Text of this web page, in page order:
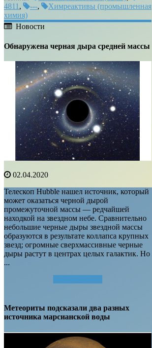
4811 , ---,
Химреактивы (промышленная
химия)
Новости
Обнаружена черная дыра средней массы
02.04.2020
Телескоп Hubble нашел источник, который
может оказаться черной дырой
промежуточной массы — редчайшей
находкой на звездном небе. Сравнительно
небольшие черные дыры звездной массы
образуются в результате коллапса крупных
звезд; огромные сверхмассивные черные
дыры растут в центрах целых галактик. Но
...
Метеориты подсказали два разных
источника марсианской воды